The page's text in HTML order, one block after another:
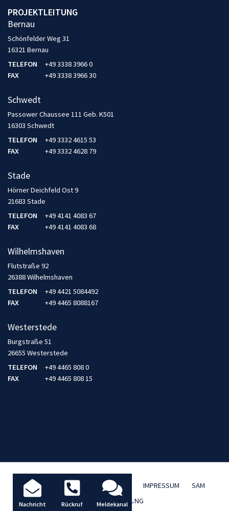
Nachricht Rückruf Meldekanal
PROJEKTLEITUNG
Bernau
Schönfelder Weg 31
16321 Bernau
TELEFON
+49 3338 3966 0
FAX
+49 3338 3966 30
Schwedt
Passower Chaussee 111 Geb. K501
16303 Schwedt
TELEFON
+49 3332 4615 53
FAX
+49 3332 4628 79
Stade
Hörner Deichfeld Ost 9
21683 Stade
TELEFON
+49 4141 4083 67
FAX
+49 4141 4083 68
Wilhelmshaven
Flutstraße 92
26388 Wilhelmshaven
TELEFON
+49 4421 5084492
FAX
+49 4465 8088167
Westerstede
Burgstraße 51
26655 Westerstede
TELEFON
+49 4465 808 0
FAX
+49 4465 808 15
AKTUELLES / BLOG DATENSCHUTZ IMPRESSUM
SAM
TBD FERNWARTUNG